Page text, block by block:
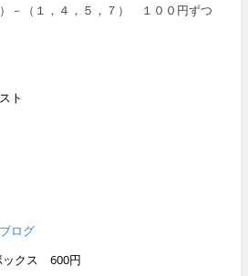
）－（１，４，５，７） １００円ずつ
ト
ログ
クス 600円